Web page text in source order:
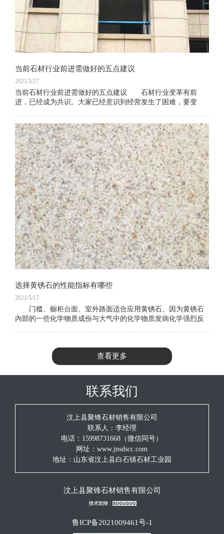
当前石材行业前进需做好的五点建议
2021/5/27
当前石材行业前进需做好的五点建议 石材行业变革有前
进，已经成为共识。大家已经意识到经营发生了困难，要变
选择黄锈石的性能指标有哪些
2021/5/17
门槛、橱柜台面、室外路面适合应用黄锈石。因为黄锈石
內部的一些化学物质成份与大气中的化学物质发病化学强烈反
查看更多
联系我们
汶上县聚锋石材销售有限公司
联系人：李经理
电话：15998731668（微信同号）
网址：www.jnsdscc.com
地址：山东省汶上县白石镇石材工业园
汶上县聚锋石材销售有限公司
鲁ICP备2021009461号-1